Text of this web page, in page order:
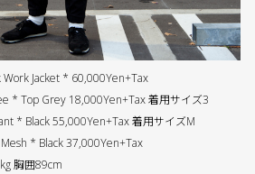
Jacket * 60,000Yen+Tax
* Top Grey 18,000Yen+Tax 着用サイズ3
* Black 55,000Yen+Tax 着用サイズM
* Black 37,000Yen+Tax
胸囲89cm